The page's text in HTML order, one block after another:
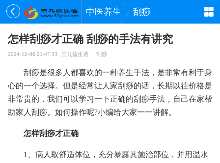
中医养生 刮痧
怎样刮痧才正确 刮痧的手法有讲究
2024-12-06 21:47:33 三九益生通 刮痧
刮痧是很多人都喜欢的一种养生手法，是非常有利于身
心的一个选择。但是经常让人家刮痧的话，长期以往价格是
非常贵的，我们可以学习一下正确的刮痧手法，自己在家帮
助家人刮痧。如何操作呢?小编给大家一一讲解。
怎样刮痧才正确
1、病人取舒适体位，充分暴露其施治部位，并用温水